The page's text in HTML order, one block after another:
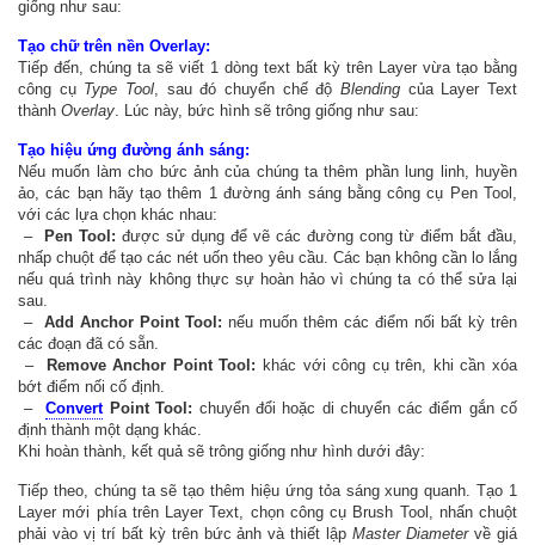
giống như sau:
Tạo chữ trên nền Overlay:
Tiếp đến, chúng ta sẽ viết 1 dòng text bất kỳ trên Layer vừa tạo bằng
công cụ Type Tool, sau đó chuyển chế độBlending của Layer Text
thành Overlay. Lúc này, bức hình sẽ trông giống như sau:
Tạo hiệu ứng đường ánh sáng:
Nếu muốn làm cho bức ảnh của chúng ta thêm phần lung linh, huyền
ảo, các bạn hãy tạo thêm 1 đường ánh sáng bằng công cụ Pen Tool,
với các lựa chọn khác nhau:
–
Pen Tool: được sử dụng để vẽ các đường cong từ điểm bắt đầu,
nhấp chuột để tạo các nét uốn theo yêu cầu. Các bạn không cần lo lắng
nếu quá trình này không thực sự hoàn hảo vì chúng ta có thể sửa lại
sau.
– Add Anchor Point Tool: nếu muốn thêm các điểm nối bất kỳ trên
các đoạn đã có sẵn.
–
Remove Anchor Point Tool: khác với công cụ trên, khi cần xóa
bớt điểm nối cố định.
–
ConvertPoint Tool: chuyển đổi hoặc di chuyển các điểm gắn cố
định thành một dạng khác.
Khi hoàn thành, kết quả sẽ trông giống như hình dưới đây:
Tiếp theo, chúng ta sẽ tạo thêm hiệu ứng tỏa sáng xung quanh. Tạo 1
Layer mới phía trên Layer Text, chọn công cụ Brush Tool, nhấn chuột
phải vào vị trí bất kỳ trên bức ảnh và thiết lậpMaster Diametervề giá